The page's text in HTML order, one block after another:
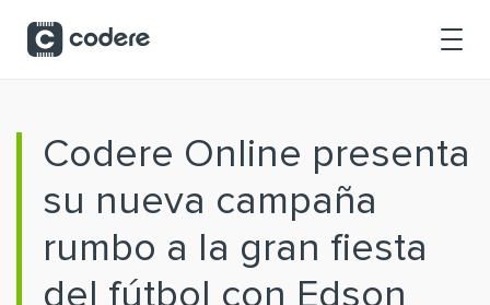
Codere Online presenta
su nueva campaña
rumbo a la gran fiesta
del fútbol con Edson